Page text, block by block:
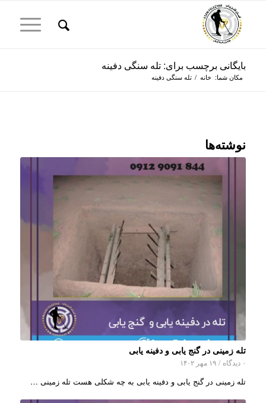
بایگانی برچسب برای: تله سنگی دفینه
مکان شما: خانه / تله سنگی دفینه
نوشته‌ها
تله زمینی در گنج یابی و دفینه یابی
۰ دیدگاه / ۱۹ مهر ۱۴۰۲
تله زمینی در گنج یابی و دفینه یابی به چه شکلی هست تله زمینی …